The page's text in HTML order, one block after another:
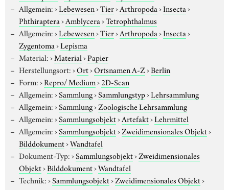
Allgemein:›Lebewesen›Tier›Arthropoda›Insecta›
Phthiraptera›Amblycera›Tetrophthalmus
Allgemein:›Lebewesen›Tier›Arthropoda›Insecta›
Zygentoma›Lepisma
Material:›Material›Papier
Herstellungsort:›Ort›Ortsnamen A-Z›Berlin
Form:›Repro/ Medium›2D-Scan
Allgemein:›Sammlung›Sammlungstyp›Lehrsammlung
Allgemein:›Sammlung›Zoologische Lehrsammlung
Allgemein:›Sammlungsobjekt›Artefakt›Lehrmittel
Allgemein:›Sammlungsobjekt›Zweidimensionales Objekt›
Bilddokument›Wandtafel
Dokument-Typ:›Sammlungsobjekt›Zweidimensionales
Objekt›Bilddokument›Wandtafel
Technik:›Sammlungsobjekt›Zweidimensionales Objekt›